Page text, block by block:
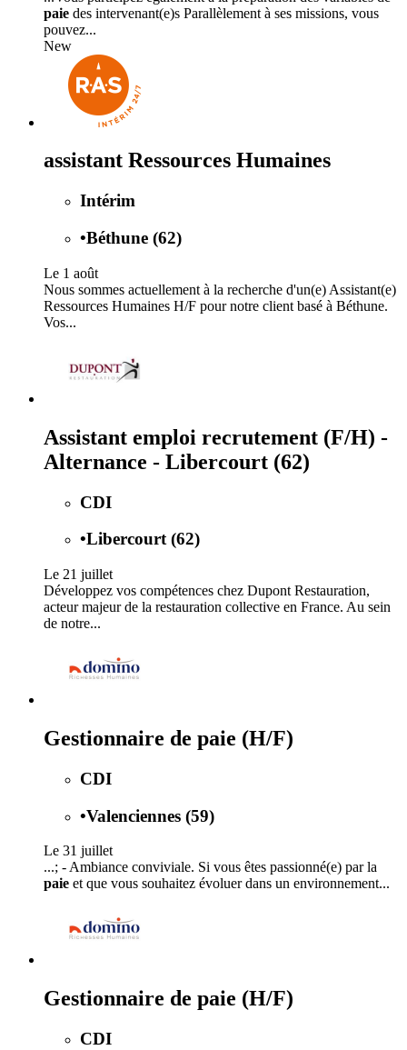
paie des intervenant(e)s Parallèlement à ses missions, vous
pouvez...
New
assistant Ressources Humaines
Intérim
•Béthune (62)
Le 1 août
Nous sommes actuellement à la recherche d'un(e) Assistant(e)
Ressources Humaines H/F pour notre client basé à Béthune.
Vos...
Assistant emploi recrutement (F/H) -
Alternance - Libercourt (62)
CDI
•Libercourt (62)
Le 21 juillet
Développez vos compétences chez Dupont Restauration,
acteur majeur de la restauration collective en France. Au sein
de notre...
Gestionnaire de paie (H/F)
CDI
•Valenciennes (59)
Le 31 juillet
...; - Ambiance conviviale. Si vous êtes passionné(e) par la
paie et que vous souhaitez évoluer dans un environnement...
Gestionnaire de paie (H/F)
CDI